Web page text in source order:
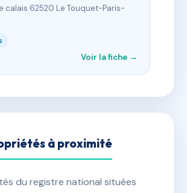
calais 62520 Le Touquet-Paris-
Voir la fiche →
à proximité
du registre national situées